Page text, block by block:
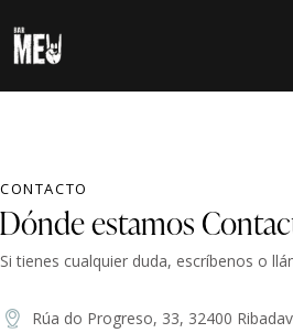
CONTACTO
Dónde estamos
Si tienes cualquier duda, escríbenos o
Rúa do Progreso, 33, 32400